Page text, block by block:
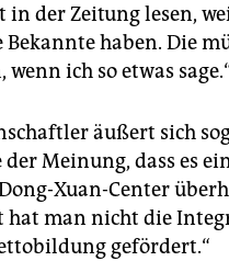
in der Zeitung lesen,
haben. Die
ich so etwas
äußert sich
Meinung, dass es
Xuan-Center
hat man nicht die
gefördert.“